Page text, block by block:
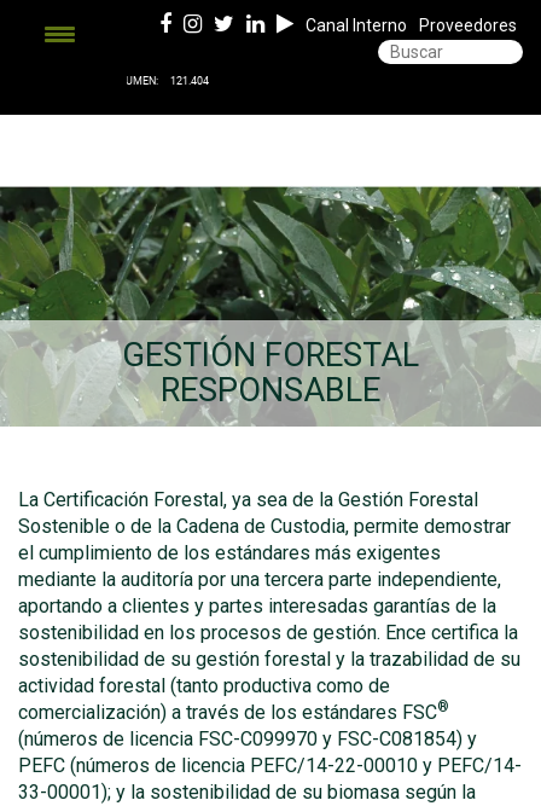
Canal Interno Proveedores
GESTIÓN FORESTAL
RESPONSABLE
La Certificación Forestal, ya sea de la Gestión Forestal
Sostenible o de la Cadena de Custodia, permite demostrar
el cumplimiento de los estándares más exigentes
mediante la auditoría por una tercera parte independiente,
aportando a clientes y partes interesadas garantías de la
sostenibilidad en los procesos de gestión. Ence certifica la
sostenibilidad de su gestión forestal y la trazabilidad de su
actividad forestal (tanto productiva como de
comercialización) a través de los estándares FSC®
(números de licencia FSC-C099970 y FSC-C081854) y
PEFC (números de licencia PEFC/14-22-00010 y PEFC/14-
33-00001); y la sostenibilidad de su biomasa según la